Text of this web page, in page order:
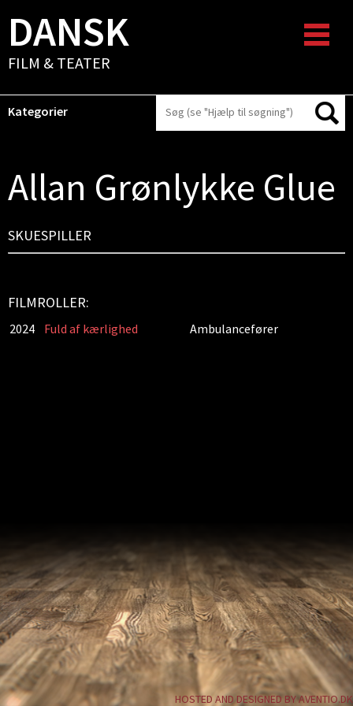
DANSK
FILM & TEATER
Kategorier
Allan Grønlykke Glue
SKUESPILLER
FILMROLLER:
2024 Fuld af kærlighed Ambulancefører
HOSTED AND DESIGNED BY AVENTIO.DK